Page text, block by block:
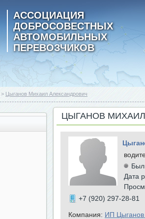
АССОЦИАЦИЯ
ДОБРОСОВЕСТНЫХ
АВТОМОБИЛЬНЫХ
ПЕРЕВОЗЧИКОВ
> Цыганов Михаил Александрович
ЦЫГАНОВ
Был
Дата
+7 (920) 297-28-81
Компания: ИП Цыганов